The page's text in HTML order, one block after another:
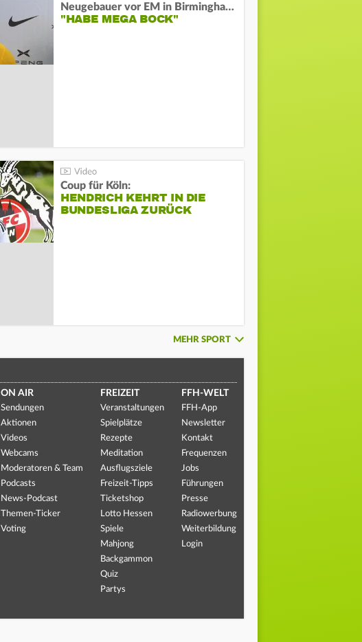
Neugebauer vor EM in Birmingham:
"HABE MEGA BOCK"
Coup für Köln:
HENDRICH KEHRT IN DIE
BUNDESLIGA ZURÜCK
MEHR SPORT
ON AIR
Sendungen
Aktionen
Videos
Webcams
Moderatoren & Team
Podcasts
News-Podcast
Themen-Ticker
Voting
FREIZEIT
Veranstaltungen
Spielplätze
Rezepte
Meditation
Ausflugsziele
Freizeit-Tipps
Ticketshop
Lotto Hessen
Spiele
Mahjong
Backgammon
Quiz
Partys
FFH-WELT
FFH-App
Newsletter
Kontakt
Frequenzen
Jobs
Führungen
Presse
Radiowerbung
Weiterbildung
Login